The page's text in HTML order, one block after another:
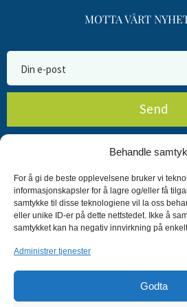
Behandle
For å gi de beste opplevelsene bruker vi
informasjonskapsler for å lagre og/eller få
samtykke til disse teknologiene vil la oss
eller unike ID-er på dette nettstedet. Ikke å
samtykket kan ha negativ innvirkning på
Administrer tjenester
Godta
MOTTA VÅRT
Send
Medlem av: